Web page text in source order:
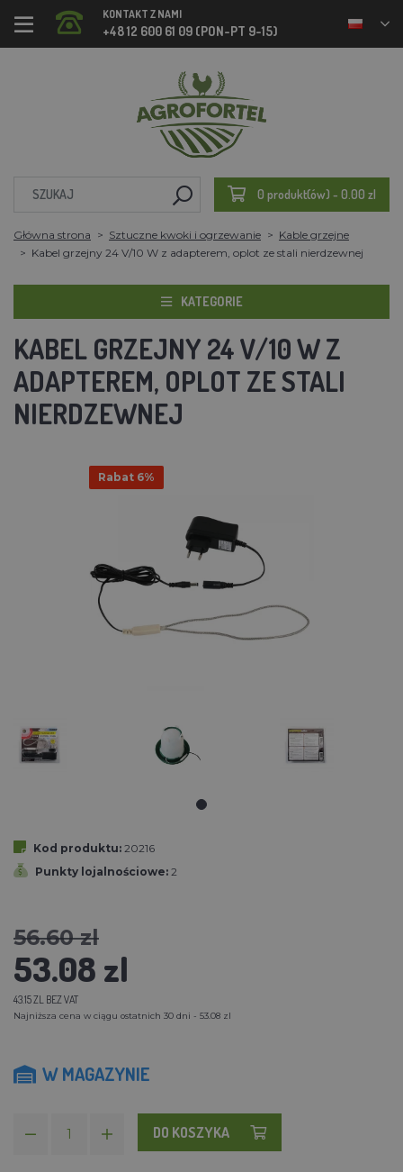
KONTAKT Z NAMI
+48 12 600 61 09 (PON-PT 9-15)
0 produkt(ów) - 0.00 zl
Główna strona Sztuczne kwoki i ogrzewanie
Kable grzejne
Kabel grzejny 24 V/10 W z adapterem, oplot ze stali nierdzewnej
KATEGORIE
KABEL GRZEJNY 24 V/10 W Z
ADAPTEREM, OPLOT ZE STALI
NIERDZEWNEJ
Rabat 6%
Kod produktu: 20216
Punkty lojalnościowe: 2
56.60 zl
53.08 zl
43.15 ZL BEZ VAT
Najniższa cena w ciągu ostatnich 30 dni - 53.08 zl
W MAGAZYNIE
DO KOSZYKA